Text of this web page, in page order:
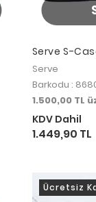
Serve S-
inç Laptop
Serve
Barkodu :
1.500,00 TL
KDV Dahil
1.449,90 TL
Ücretsiz